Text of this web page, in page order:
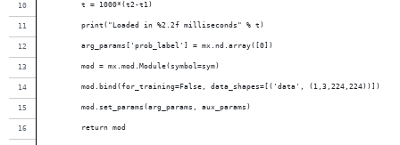
        t = 1000*(t2-t1)
        print("Loaded in %2.2f milliseconds" % t)
        arg_params['prob_label'] = mx.nd.array([0])
        mod = mx.mod.Module(symbol=sym)
        mod.bind(for_training=False, data_shapes=[('data', (1,3,224,224))])
        mod.set_params(arg_params, aux_params)
        return mod